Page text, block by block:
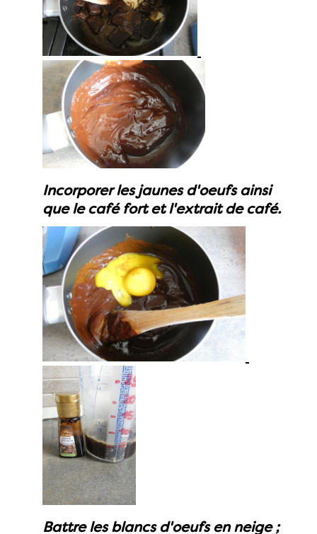
Incorporer les jaunes d'oeufs ainsi
que le café fort et l'extrait de café.
Battre les blancs d'oeufs en neige ;